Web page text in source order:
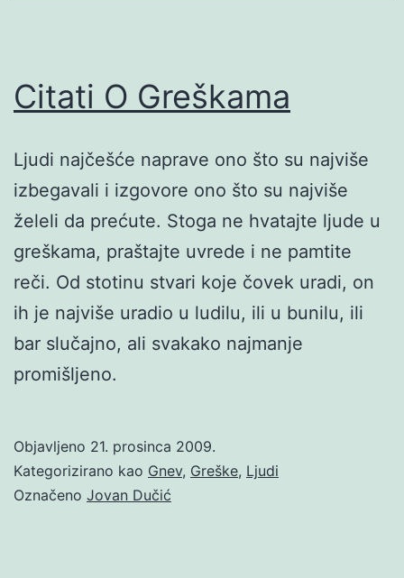
Citati O Greškama
Ljudi najčešće naprave ono što su najviše
izbegavali i izgovore ono što su najviše
želeli da prećute. Stoga ne hvatajte ljude u
greškama, praštajte uvrede i ne pamtite
reči. Od stotinu stvari koje čovek uradi, on
ih je najviše uradio u ludilu, ili u bunilu, ili
bar slučajno, ali svakako najmanje
promišljeno.
Objavljeno 21. prosinca 2009.
Kategorizirano kao Gnev, Greške, Ljudi
Označeno Jovan Dučić